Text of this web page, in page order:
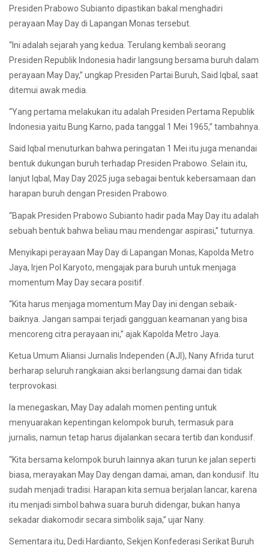
Presiden Prabowo Subianto dipastikan bakal menghadiri
perayaan May Day di Lapangan Monas tersebut.
“Ini adalah sejarah yang kedua. Terulang kembali seorang
Presiden Republik Indonesia hadir langsung bersama buruh dalam
perayaan May Day,” ungkap Presiden Partai Buruh, Said Iqbal, saat
ditemui awak media.
“Yang pertama melakukan itu adalah Presiden Pertama Republik
Indonesia yaitu Bung Karno, pada tanggal 1 Mei 1965,” tambahnya.
Said Iqbal menuturkan bahwa peringatan 1 Mei itu juga menandai
bentuk dukungan buruh terhadap Presiden Prabowo. Selain itu,
lanjut Iqbal, May Day 2025 juga sebagai bentuk kebersamaan dan
harapan buruh dengan Presiden Prabowo.
“Bapak Presiden Prabowo Subianto hadir pada May Day itu adalah
sebuah bentuk bahwa beliau mau mendengar aspirasi,” tuturnya.
Menyikapi perayaan May Day di Lapangan Monas, Kapolda Metro
Jaya, Irjen Pol Karyoto, mengajak para buruh untuk menjaga
momentum May Day secara positif.
“Kita harus menjaga momentum May Day ini dengan sebaik-
baiknya. Jangan sampai terjadi gangguan keamanan yang bisa
mencoreng citra perayaan ini,” ajak Kapolda Metro Jaya.
Ketua Umum Aliansi Jurnalis Independen (AJI), Nany Afrida turut
berharap seluruh rangkaian aksi berlangsung damai dan tidak
terprovokasi.
Ia menegaskan, May Day adalah momen penting untuk
menyuarakan kepentingan kelompok buruh, termasuk para
jurnalis, namun tetap harus dijalankan secara tertib dan kondusif.
“Kita bersama kelompok buruh lainnya akan turun ke jalan seperti
biasa, merayakan May Day dengan damai, aman, dan kondusif. Itu
sudah menjadi tradisi. Harapan kita semua berjalan lancar, karena
itu menjadi simbol bahwa suara buruh didengar, bukan hanya
sekadar diakomodir secara simbolik saja,” ujar Nany.
Sementara itu, Dedi Hardianto, Sekjen Konfederasi Serikat Buruh